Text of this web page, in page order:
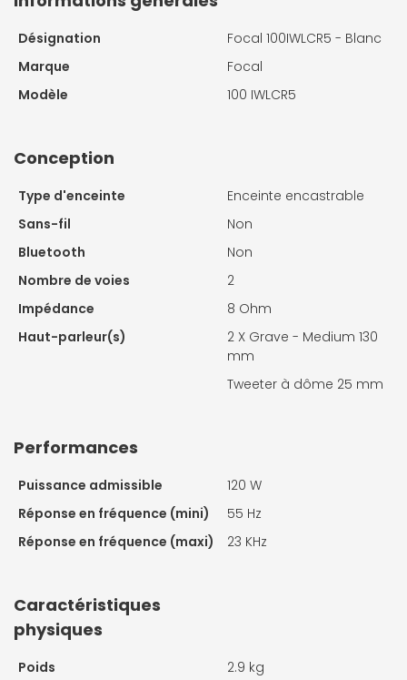
Désignation
Focal 100IWLCR5 - Blanc
Marque
Focal
Modèle
100 IWLCR5
Conception
Type d'enceinte
Enceinte encastrable
Sans-fil
Non
Bluetooth
Non
Nombre de voies
2
Impédance
8 Ohm
Haut-parleur(s)
2 X Grave - Medium 130
mm
Tweeter à dôme 25 mm
Performances
Puissance admissible
120 W
Réponse en fréquence (mini)
55 Hz
Réponse en fréquence (maxi)
23 KHz
Caractéristiques
physiques
Poids
2.9 kg